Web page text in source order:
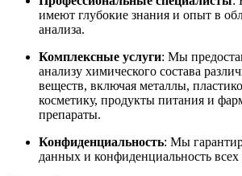
имеют глубокие знания и опыт в
анализа.
Комплексные услуги: Мы
анализу химического состава
веществ, включая металлы,
косметику, продукты питания и
препараты.
Конфиденциальность: Мы
данных и конфиденциальность всех